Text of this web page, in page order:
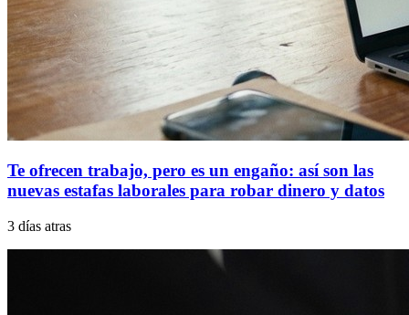
Te ofrecen trabajo, pero es un engaño: así son las
nuevas estafas laborales para robar dinero y datos
3 días atras